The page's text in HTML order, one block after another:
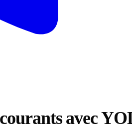
avec